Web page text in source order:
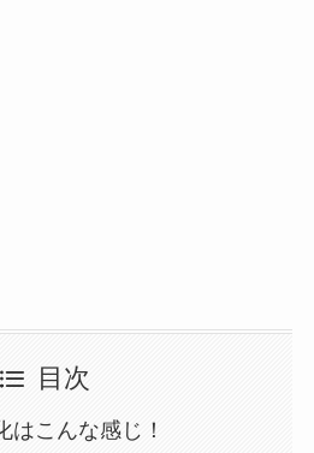
目次
はこんな感じ！